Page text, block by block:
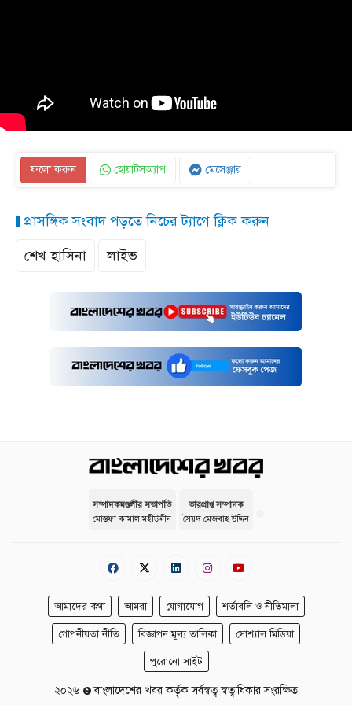
ফলো করুন হোয়াটসঅ্যাপ মেসেঞ্জার
প্রাসঙ্গিক সংবাদ পড়তে নিচের ট্যাগে ক্লিক করুন
শেখ হাসিনা
লাইভ
সম্পাদকমণ্ডলীর সভাপতি
মোস্তফা কামাল মহীউদ্দীন
ভারপ্রাপ্ত সম্পাদক
সৈয়দ মেজবাহ উদ্দিন
আমাদের কথা আমরা যোগাযোগ শর্তাবলি ও নীতিমালা
গোপনীয়তা নীতি বিজ্ঞাপন মূল্য তালিকা সোশ্যাল মিডিয়া
পুরোনো সাইট
২০২৬ বাংলাদেশের খবর কর্তৃক সর্বস্বত্ব স্বত্বাধিকার সংরক্ষিত